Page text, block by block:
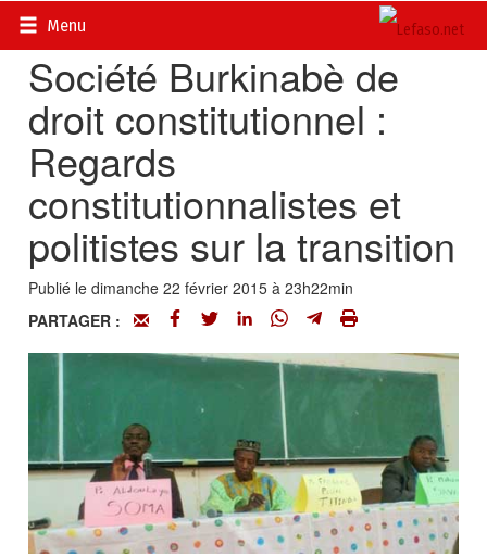
Menu
Accueil>
Société Burkinabè de
droit constitutionnel :
Regards
constitutionnalistes et
politistes sur la transition
Publié le dimanche 22 février 2015 à 23h22min
PARTAGER :